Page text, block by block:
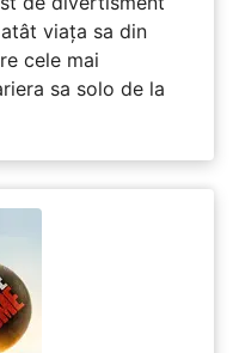
viața sa din
cele mai
sa solo de la